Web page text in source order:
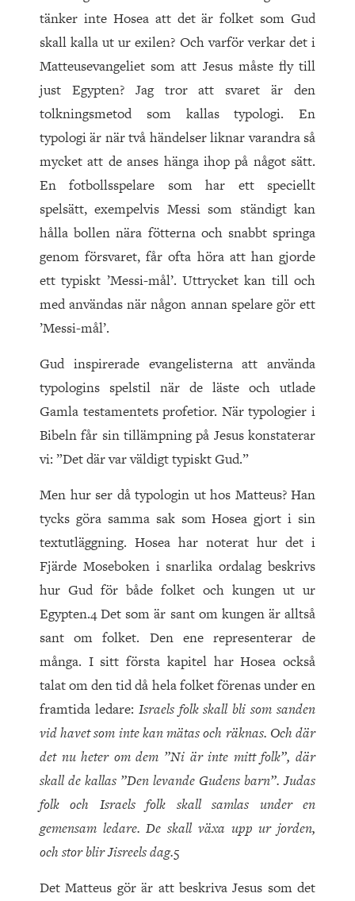
tänker inte Hosea att det är folket som Gud
skall kalla ut ur exilen? Och varför verkar det i
Matteusevangeliet som att Jesus måste fly till
just Egypten? Jag tror att svaret är den
tolkningsmetod som kallas typologi. En
typologi är när två händelser liknar varandra så
mycket att de anses hänga ihop på något sätt.
En fotbollsspelare som har ett speciellt
spelsätt, exempelvis Messi som ständigt kan
hålla bollen nära fötterna och snabbt springa
genom försvaret, får ofta höra att han gjorde
ett typiskt ’Messi-mål’. Uttrycket kan till och
med användas när någon annan spelare gör ett
’Messi-mål’.
Gud inspirerade evangelisterna att använda
typologins spelstil när de läste och utlade
Gamla testamentets profetior. När typologier i
Bibeln får sin tillämpning på Jesus konstaterar
vi: ”Det där var väldigt typiskt Gud.”
Men hur ser då typologin ut hos Matteus? Han
tycks göra samma sak som Hosea gjort i sin
textutläggning. Hosea har noterat hur det i
Fjärde Moseboken i snarlika ordalag beskrivs
hur Gud för både folket och kungen ut ur
Egypten.4 Det som är sant om kungen är alltså
sant om folket. Den ene representerar de
många. I sitt första kapitel har Hosea också
talat om den tid då hela folket förenas under en
framtida ledare: Israels folk skall bli som sanden
vid havet som inte kan mätas och räknas. Och där
det nu heter om dem ”Ni är inte mitt folk”, där
skall de kallas ”Den levande Gudens barn”. Judas
folk och Israels folk skall samlas under en
gemensam ledare. De skall växa upp ur jorden,
och stor blir Jisreels dag.5
Det Matteus gör är att beskriva Jesus som det